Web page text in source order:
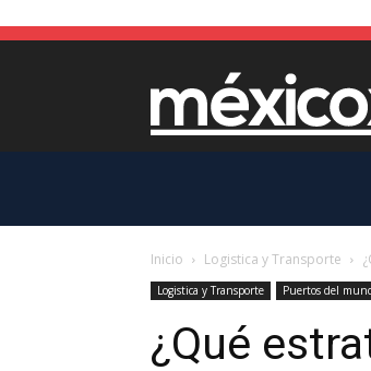
Inicio Logistica y Transporte
Logistica y Transporte Puertos del
¿Qué